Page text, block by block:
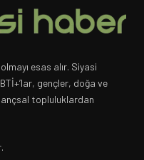
esas alır. Siyasi
gençler, doğa ve
topluluklardan